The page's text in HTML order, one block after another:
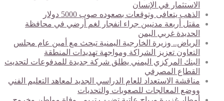
الاستثمار في الإنسان
الذهب يتعافى وتوقعات بصعوده صوب 5000 دولار
مقتل أربعة مدنيين جراء انفجار لغم أرضي في محافظة
الحديدة غربي اليمن
الرياض.. وزيرة الخارجية اليمنية تبحث مع أمين عام مجلس
التعاون تعزيز الشراكة ومواجهة تهديدات المنطقة
البنك المركزي اليمني يطلق شركة جديدة للمدفوعات لتحديث
القطاع المصرفي
مناقشة الاستعداد للعام الدراسي الجديد لمعاهد التعليم الفني
ووضع المعالجات للصعوبات والتحديات